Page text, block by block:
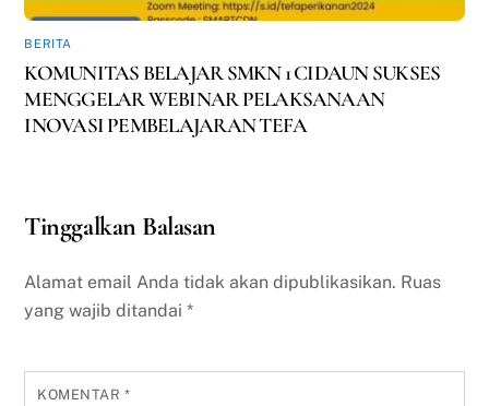
BERITA
KOMUNITAS BELAJAR SMKN 1 CIDAUN SUKSES
MENGGELAR WEBINAR PELAKSANAAN
INOVASI PEMBELAJARAN TEFA
Tinggalkan Balasan
Alamat email Anda tidak akan dipublikasikan. Ruas
yang wajib ditandai*
KOMENTAR*